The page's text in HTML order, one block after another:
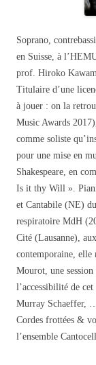
Soprano,
en Suisse, à
prof. Hiroko
Titulaire d’une
à jouer : on la
Music Awards
comme soliste
pour une mise en
Shakespeare, en
Is it thy Will ».
et Cantabile (NE)
respiratoire MdH
Cité (Lausanne),
contemporaine, elle
Mourot, une
l’accessibilité de
Murray Schaeffer,
Cordes frottées &
l’ensemble